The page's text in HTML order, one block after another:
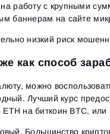
работу с крупными
баннерам на сайте
низкий риск
как способ
можно
Лучший курс
на биткоин BTC, или
Большинство